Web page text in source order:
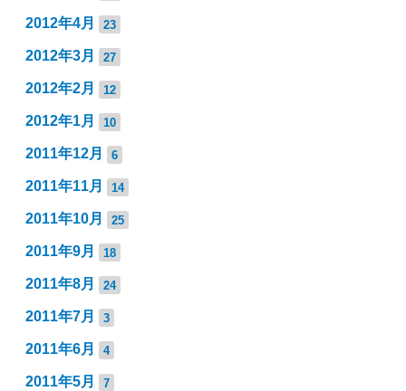
2012年4月 23
2012年3月 27
2012年2月 12
2012年1月 10
2011年12月 6
2011年11月 14
2011年10月 25
2011年9月 18
2011年8月 24
2011年7月 3
2011年6月 4
2011年5月 7